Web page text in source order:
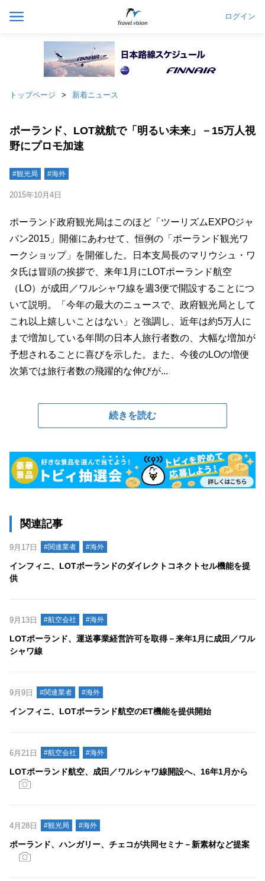
ログイン
トップページ 新着ニュース
ポーランド、LOT就航で「明るい未来」－15万人視
野にプロモ加速
#観光局 #海外
2015年10月4日
ポーランド政府観光局はこのほど「ツーリズムEXPOジャ
パン2015」開催にあわせて、恒例の「ポーランド観光ワ
ークショップ」を開催した。日本支局長のマリウシュ・ワ
タ氏は冒頭の挨拶で、来年1月にLOTポーランド航空
（LO）が成田／ワルシャワ線を週3便で開設することにつ
いて説明。「今年の最大のニュースで、政府観光局として
これ以上嬉しいことはない」と強調し、近年は約5万人に
まで増加している年間の日本人旅行者数の、大幅な増加が
予想されることに喜びを示した。また、今後のLOの増便
次第では旅行者数の飛躍的な伸びが...
続きを読む
関連記事
9月17日 #関連業者 #海外
インフィニ、LOTポーランドのダイレクトコネクトセル機能を提
供
9月13日 #航空会社 #海外
LOTポーランド、運送事業経営許可を取得－来年1月に成田／ワル
シャワ線
9月9日 #関連業者 #海外
インフィニ、LOTポーランド航空のET機能を提供開始
6月21日 #航空会社 #海外
LOTポーランド航空、成田／ワルシャワ線開設へ、16年1月から
4月28日 #観光局 #海外
ポーランド、ハンガリー、チェコが共同セミナ－新素材など提案